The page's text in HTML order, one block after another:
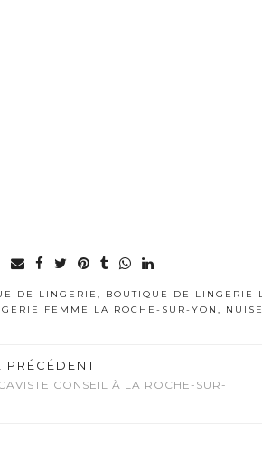
DE LINGERIE , BOUTIQUE DE LINGERIE
FEMME LA ROCHE-SUR-YON ,
PRÉCÉDENT
CONSEIL À LA ROCHE-SUR-